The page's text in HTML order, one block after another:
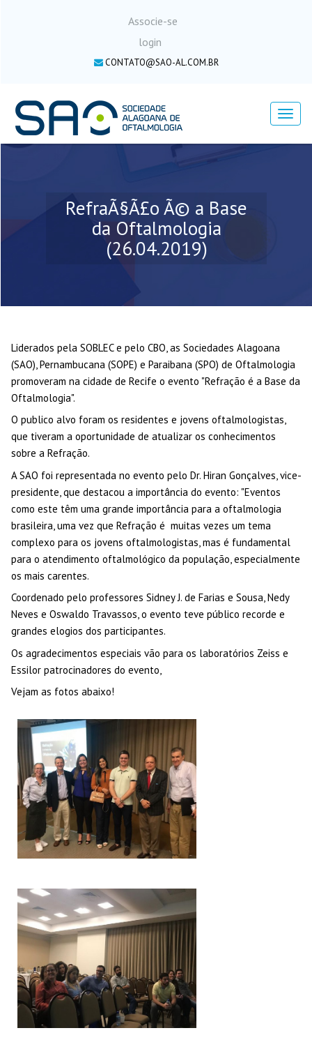
Associe-se
login
CONTATO@SAO-AL.COM.BR
Menu
RefraÃ§Ã£o Ã© a Base
da Oftalmologia
(26.04.2019)
Liderados pela SOBLEC e pelo CBO, as Sociedades Alagoana
(SAO), Pernambucana (SOPE) e Paraibana (SPO) de Oftalmologia
promoveram na cidade de Recife o evento "Refração é a Base da
Oftalmologia".
O publico alvo foram os residentes e jovens oftalmologistas,
que tiveram a oportunidade de atualizar os conhecimentos
sobre a Refração.
A SAO foi representada no evento pelo Dr. Hiran Gonçalves, vice-
presidente, que destacou a importância do evento: "Eventos
como este têm uma grande importância para a oftalmologia
brasileira, uma vez que Refração é muitas vezes um tema
complexo para os jovens oftalmologistas, mas é fundamental
para o atendimento oftalmológico da população, especialmente
os mais carentes.
Coordenado pelo professores Sidney J. de Farias e Sousa, Nedy
Neves e Oswaldo Travassos, o evento teve público recorde e
grandes elogios dos participantes.
Os agradecimentos especiais vão para os laboratórios Zeiss e
Essilor patrocinadores do evento,
Vejam as fotos abaixo!